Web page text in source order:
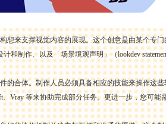
来支撑视觉内容的展现。这个创意是由某个专
和制作、以及「场景境观声明」（lookdev
合体。制作人员必须具备相应的技能来操作这些
Vray 等来协助完成部分任务。更进一步，您可能